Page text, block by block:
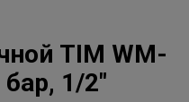
TIM WM-
1/2"